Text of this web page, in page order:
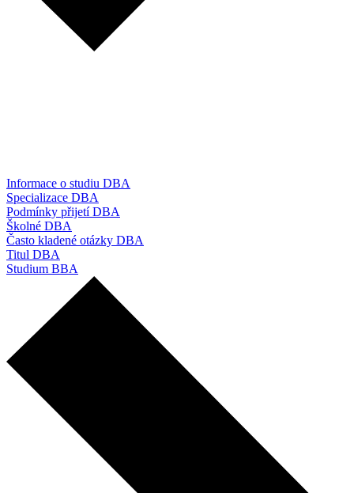
Informace o studiu DBA
Specializace DBA
Podmínky přijetí DBA
Školné DBA
Často kladené otázky DBA
Titul DBA
Studium BBA